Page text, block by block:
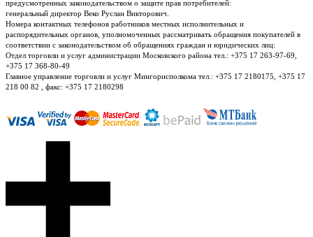
предусмотренных законодательством о защите прав потребителей:
генеральный директор Веко Руслан Викторович.
Номера контактных телефонов работников местных исполнительных и
распорядительных органов, уполномоченных рассматривать обращения покупателей в
соответствии с законодательством об обращениях граждан и юридических лиц:
Отдел торговли и услуг администрации Московского района тел.: +375 17 263-97-69,
+375 17 368-80-49
Главное управление торговли и услуг Мингорисполкома тел.: +375 17 2180175, +375 17
218 00 82 , факс: +375 17 2180298